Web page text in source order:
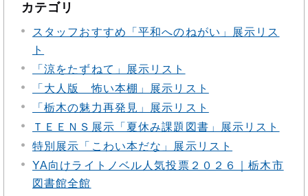
カテゴリ
スタッフおすすめ「平和へのねがい」展示リス
ト
「涼をたずねて」展示リスト
「大人版 怖い本棚」展示リスト
「栃木の魅力再発見」展示リスト
ＴＥＥＮＳ展示「夏休み課題図書」展示リスト
特別展示「こわい本だな」展示リスト
YA向けライトノベル人気投票２０２６｜栃木市
図書館全館